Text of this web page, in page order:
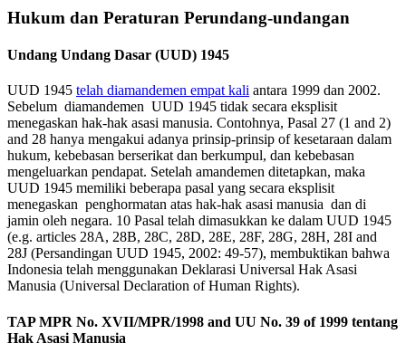
Hukum dan Peraturan Perundang-undangan
Undang Undang Dasar (UUD) 1945
UUD 1945 telah diamandemen empat kali antara 1999 dan 2002.
Sebelum diamandemen UUD 1945 tidak secara eksplisit
menegaskan hak-hak asasi manusia. Contohnya, Pasal 27 (1 and 2)
and 28 hanya mengakui adanya prinsip-prinsip of kesetaraan dalam
hukum, kebebasan berserikat dan berkumpul, dan kebebasan
mengeluarkan pendapat. Setelah amandemen ditetapkan, maka
UUD 1945 memiliki beberapa pasal yang secara eksplisit
menegaskan penghormatan atas hak-hak asasi manusia dan di
jamin oleh negara. 10 Pasal telah dimasukkan ke dalam UUD 1945
(e.g. articles 28A, 28B, 28C, 28D, 28E, 28F, 28G, 28H, 28I and
28J (Persandingan UUD 1945, 2002: 49-57), membuktikan bahwa
Indonesia telah menggunakan Deklarasi Universal Hak Asasi
Manusia (Universal Declaration of Human Rights).
TAP MPR No. XVII/MPR/1998 and UU No. 39 of 1999 tentang
Hak Asasi Manusia